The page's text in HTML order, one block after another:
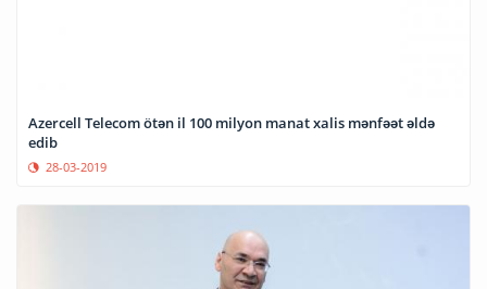
Azercell Telecom ötən il 100 milyon manat xalis mənfəət əldə
edib
28-03-2019